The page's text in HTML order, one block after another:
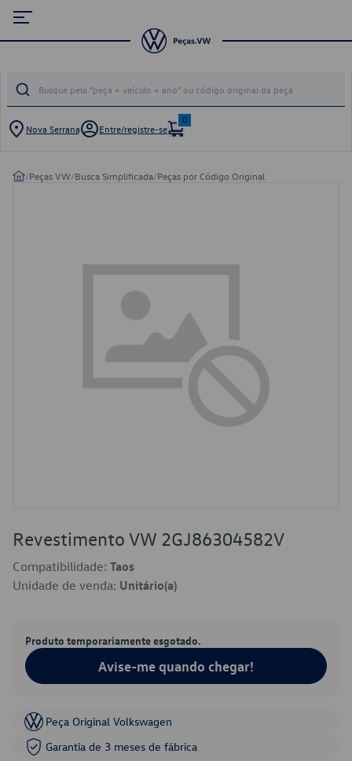
Nova Serrana Entre/registre-se
0
/Peças VW/Busca Simplificada/Peças por Código Original
Revestimento VW 2GJ86304582V
Compatibilidade: Taos
Unidade de venda: Unitário(a)
Produto temporariamente esgotado.
Avise-me quando chegar!
Peça Original Volkswagen
Garantia de 3 meses de fábrica